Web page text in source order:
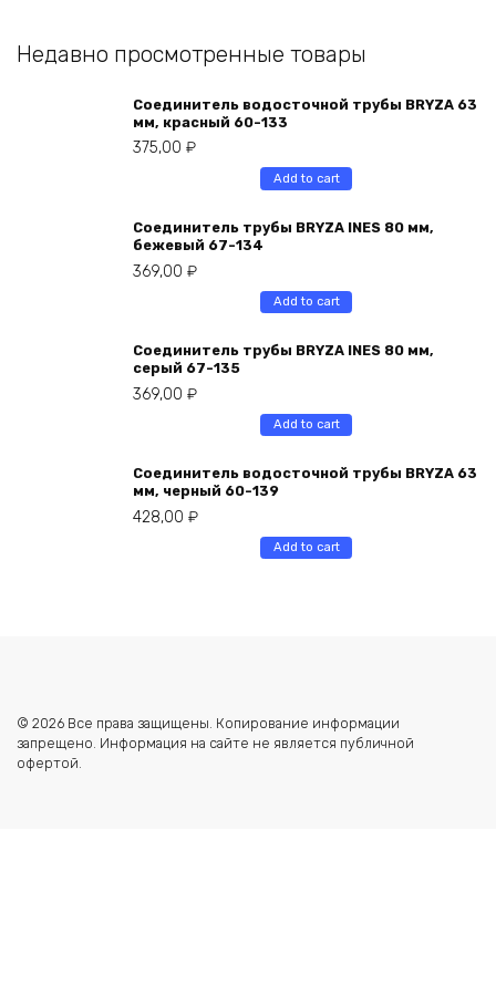
Недавно просмотренные товары
Соединитель водосточной трубы BRYZA 63
мм, краcный 60-133
375,00 ₽
Add to cart
Соединитель трубы BRYZA INES 80 мм,
бежевый 67-134
369,00 ₽
Add to cart
Соединитель трубы BRYZA INES 80 мм,
серый 67-135
369,00 ₽
Add to cart
Соединитель водосточной трубы BRYZA 63
мм, черный 60-139
428,00 ₽
Add to cart
© 2026 Все права защищены. Копирование информации
запрещено. Информация на сайте не является публичной
офертой.